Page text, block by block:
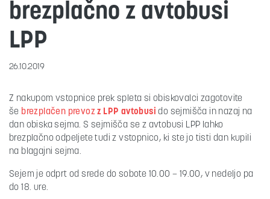
brezplačno z avtobusi
LPP
26.10.2019
Z nakupom vstopnice prek spleta si obiskovalci zagotovite
še brezplačen prevozz LPP avtobusi do sejmišča in nazaj na
dan obiska sejma. S sejmišča se z avtobusi LPP lahko
brezplačno odpeljete tudi z vstopnico, ki ste jo tisti dan kupili
na blagajni sejma.
Sejem je odprt od srede do sobote 10.00 – 19.00, v nedeljo pa
do 18. ure.